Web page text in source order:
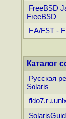
FreeBSD
FreeBSD
HA/FST -
Каталог
Русская
Solaris